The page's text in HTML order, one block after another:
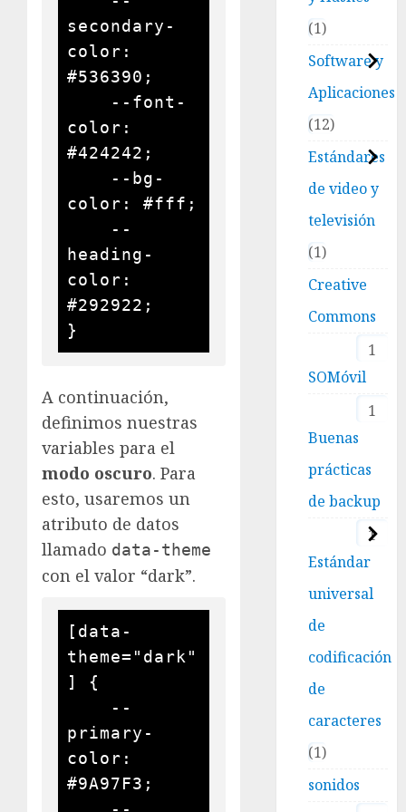
secondary-
color:
#536390;
color:
#424242;
color: #fff;
heading-
color:
#292922;
}
A continuación,
definimos nuestras
variables para el
modo oscuro. Para
esto, usaremos un
atributo de datos
llamado data-theme
con el valor “dark”.
[data-
theme="dark"
] {
primary-
color:
#9A97F3;
1
Software y
Aplicaciones
12
Estándares
de video y
televisión
1
Creative
Commons
1
SOMóvil
1
Buenas
prácticas
de backup
1
Estándar
universal
de
codificación
de
caracteres
1
sonidos